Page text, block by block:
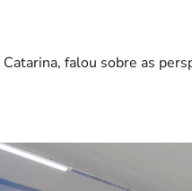
falou sobre as